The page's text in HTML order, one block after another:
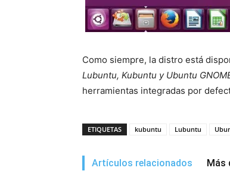
Como siempre, la distro está
Lubuntu, Kubuntu y Ubuntu
herramientas integradas por
ETIQUETAS kubuntu Lubuntu
Artículos relacionados Más